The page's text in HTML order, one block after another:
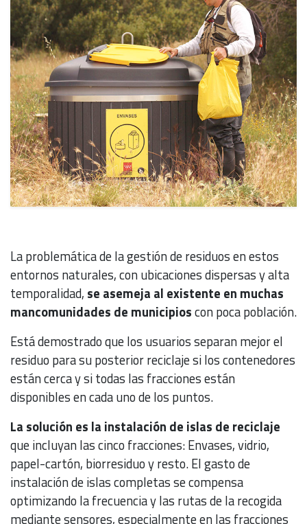
La problemática de la gestión de residuos en estos
entornos naturales, con ubicaciones dispersas y alta
temporalidad, se asemeja al existente en muchas
mancomunidades de municipioscon poca población.
Está demostrado que los usuarios separan mejor el
residuo para su posterior reciclaje si los contenedores
están cerca y si todas las fracciones están
disponibles en cada uno de los puntos.
La solución es la instalación de islas de reciclaje
que incluyan las cinco fracciones: Envases, vidrio,
papel-cartón, biorresiduo y resto. El gasto de
instalación de islas completas se compensa
optimizando la frecuencia y las rutas de la recogida
mediante sensores, especialmente en las fracciones